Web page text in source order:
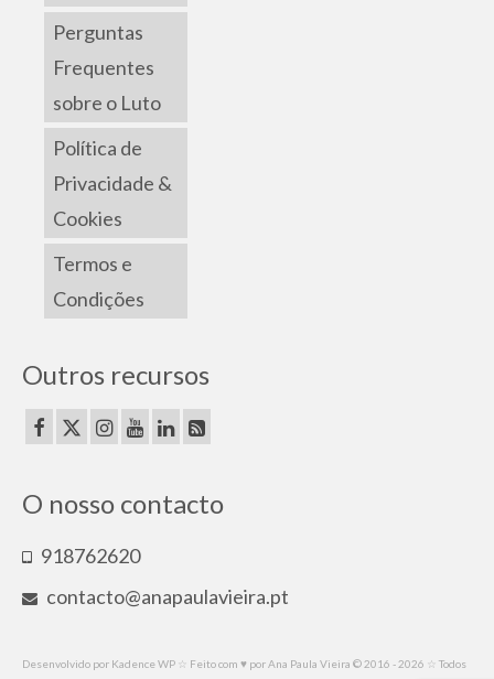
Perguntas
Frequentes
sobre o Luto
Política de
Privacidade &
Cookies
Termos e
Condições
Outros recursos
O nosso contacto
918762620
contacto@anapaulavieira.pt
Desenvolvido por Kadence WP ☆ Feito com ♥ por Ana Paula Vieira © 2016 - 2026 ☆ Todos